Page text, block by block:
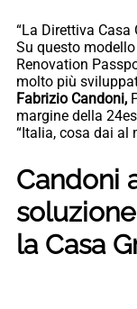
“La Direttiva
Su questo
Renovation
molto più
Fabrizio Candoni,
margine della
“Italia, cosa dai al
Candoni
la Casa